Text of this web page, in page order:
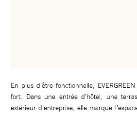
En plus d’être fonctionnelle,
fort. Dans une entrée d’hôtel, une
extérieur d’entreprise, elle marque